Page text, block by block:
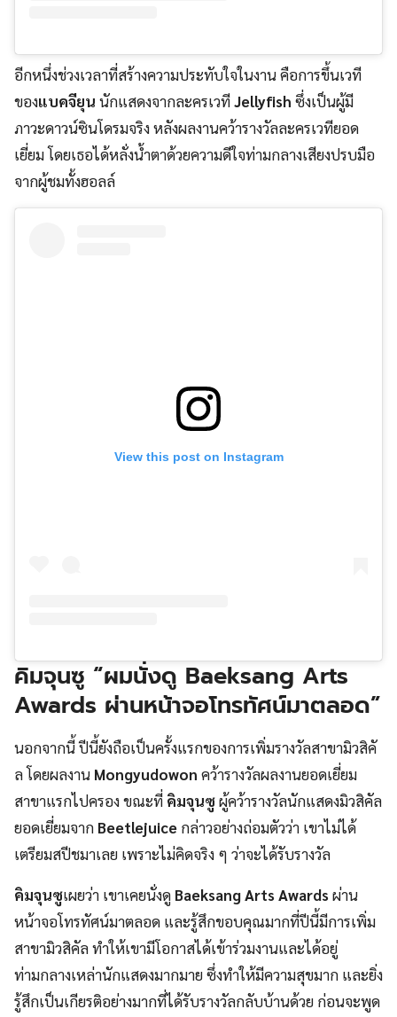
อีกหนึ่งช่วงเวลาที่สร้างความประทับใจในงาน คือการขึ้นเวที
ของแบคจียุน นักแสดงจากละครเวทีJellyfish ซึ่งเป็นผู้มี
ภาวะดาวน์ซินโดรมจริง หลังผลงานคว้ารางวัลละครเวทียอด
เยี่ยม โดยเธอได้หลั่งน้ำตาด้วยความดีใจท่ามกลางเสียงปรบมือ
จากผู้ชมทั้งฮอลล์
View this post on Instagram
คิมจุนซู “ผมนั่งดู Baeksang Arts
Awards ผ่านหน้าจอโทรทัศน์มาตลอด”
นอกจากนี้ ปีนี้ยังถือเป็นครั้งแรกของการเพิ่มรางวัลสาขามิวสิคั
ล โดยผลงาน Mongyudowon คว้ารางวัลผลงานยอดเยี่ยม
สาขาแรกไปครอง ขณะที่ คิมจุนซูผู้คว้ารางวัลนักแสดงมิวสิคัล
ยอดเยี่ยมจาก Beetlejuice กล่าวอย่างถ่อมตัวว่า เขาไม่ได้
เตรียมสปีชมาเลย เพราะไม่คิดจริง ๆ ว่าจะได้รับรางวัล
คิมจุนซูเผยว่า เขาเคยนั่งดู Baeksang Arts Awardsผ่าน
หน้าจอโทรทัศน์มาตลอด และรู้สึกขอบคุณมากที่ปีนี้มีการเพิ่ม
สาขามิวสิคัล ทำให้เขามีโอกาสได้เข้าร่วมงานและได้อยู่
ท่ามกลางเหล่านักแสดงมากมาย ซึ่งทำให้มีความสุขมาก และยิ่ง
รู้สึกเป็นเกียรติอย่างมากที่ได้รับรางวัลกลับบ้านด้วย ก่อนจะพูด